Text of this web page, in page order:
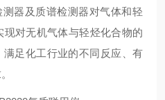
器及质谱检测器对气体和轻
对无机气体与轻烃化合物的
足化工行业的不同反应、有